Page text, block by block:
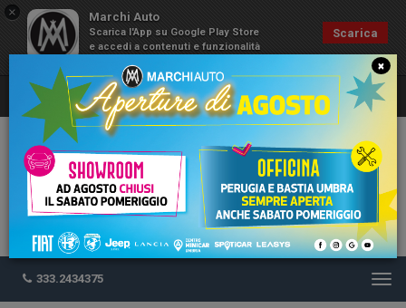
× Marchi Auto
Scarica l'App su Google Play Store
e accedi a contenuti e funzionalità
Scarica
333.2434375
×